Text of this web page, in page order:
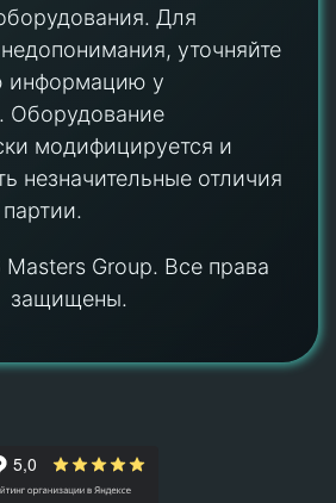
Для
уточняйте
информацию у
Оборудование
модифицируется и
незначительные отличия
Group. Все права
защищены.